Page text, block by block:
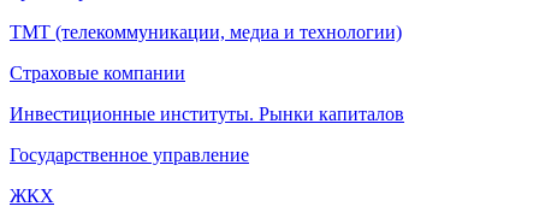
ТМТ (телекоммуникации, медиа и технологии)
Страховые компании
Инвестиционные институты. Рынки капиталов
Государственное управление
ЖКХ